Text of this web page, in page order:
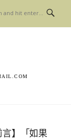
言】「如果